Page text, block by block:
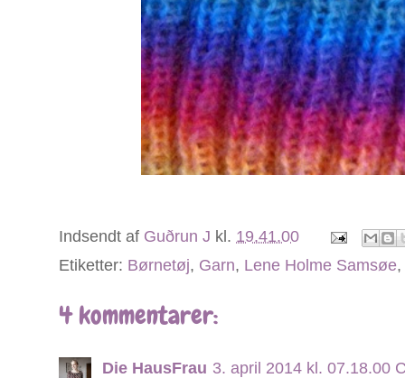
Indsendt af Guðrun J kl. 19.41.00
Etiketter: Børnetøj, Garn, Lene Holme Samsøe,
4 kommentarer:
Die HausFrau 3. april 2014 kl. 07.18.00